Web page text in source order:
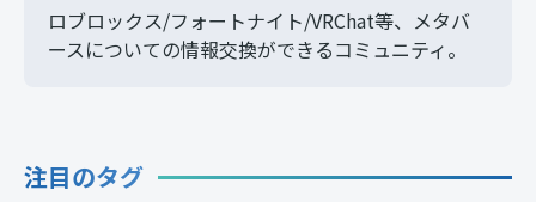
ロブロックス/フォートナイト/VRChat等、 メタバ
ースについての情報交換ができるコミュニティ。
注目のタグ